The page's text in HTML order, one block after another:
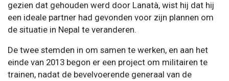
gezien dat gehouden werd door Lanatà, wist hij dat hij
een ideale partner had gevonden voor zijn plannen om
de situatie in Nepal te veranderen.
De twee stemden in om samen te werken, en aan het
einde van 2013 begon er een project om militairen te
trainen, nadat de bevelvoerende generaal van de